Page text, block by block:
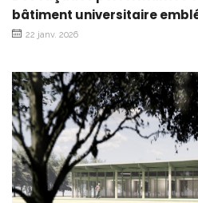
bâtiment universitaire
22 janv. 2026